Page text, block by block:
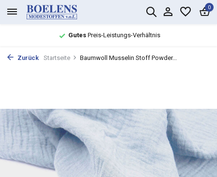
0
GutesPreis-Leistungs-Verhältnis
Zurück Startseite Baumwoll Musselin Stoff Powder...